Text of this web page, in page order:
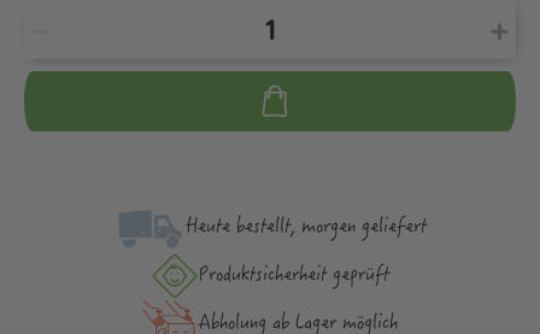
Heute bestellt, morgen geliefert
Produktsicher­heit geprüft
Abholung ab Lager möglich